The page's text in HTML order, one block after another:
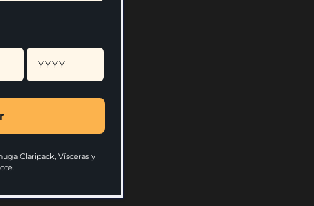
de atención
Claripack, Vísceras y